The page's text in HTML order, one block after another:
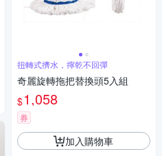
扭轉式擠水，擰乾不回彈
奇麗旋轉拖把替換頭5入組
$1,058
券
加入購物車